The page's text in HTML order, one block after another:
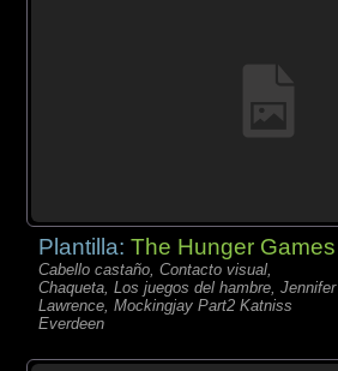
Plantilla:The Hunger Games
Cabello castaño, Contacto visual,
Chaqueta, Los juegos del hambre, Jennifer
Lawrence, Mockingjay Part2 Katniss
Everdeen